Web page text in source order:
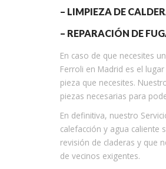
– LIMPIEZA DE
– REPARACIÓN DE
En caso de que necesites
Ferroli en Madrid es el
pieza que necesites.
piezas necesarias para
En definitiva, nuestro
calefacción y agua
revisión de claderas y que
de vecinos exigentes.